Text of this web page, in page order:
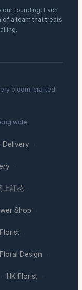
founding. Each
of a team that treats
bloom, crafted
wide.
Delivery ·
·
上訂花 ·
Shop ·
·
Floral Design ·
· HK Florist ·